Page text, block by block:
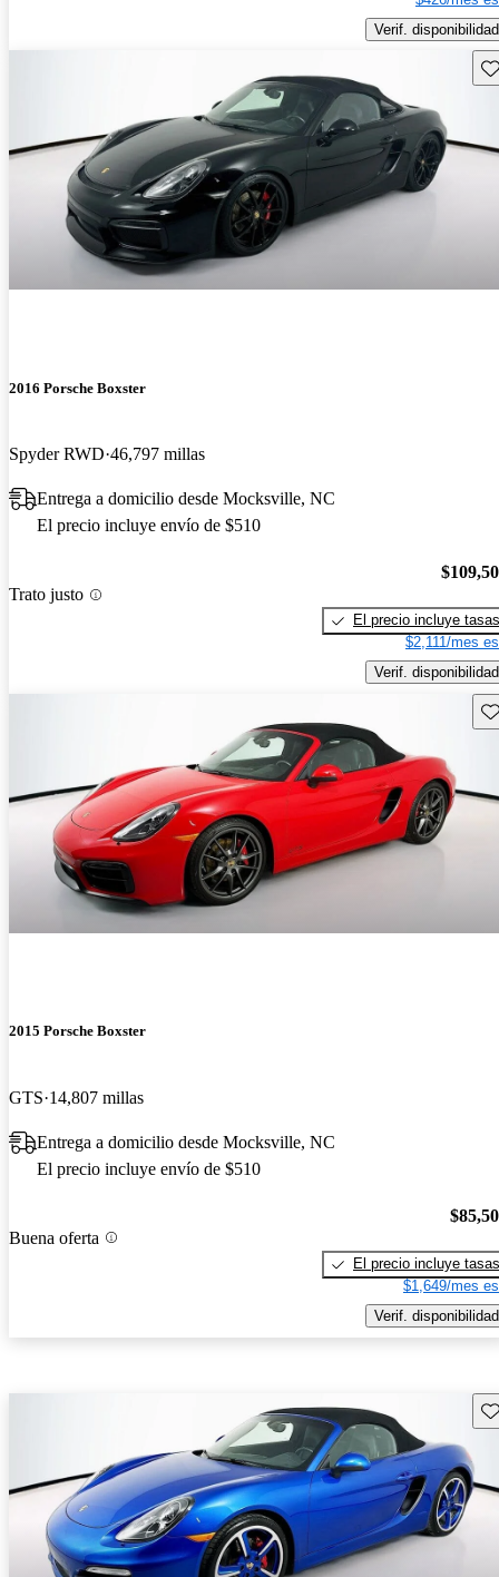
Verif. disponibilidad
2016 Porsche Boxster
Spyder RWD 46,797 millas
Entrega a domicilio desde Mocksville, NC
El precio incluye envío de $510
Trato justo
El precio incluye tasas
$2,111/mes
Verif. disponibilidad
2015 Porsche Boxster
GTS 14,807 millas
Entrega a domicilio desde Mocksville, NC
El precio incluye envío de $510
Buena oferta
El precio incluye tasas
$1,649/mes
Verif. disponibilidad